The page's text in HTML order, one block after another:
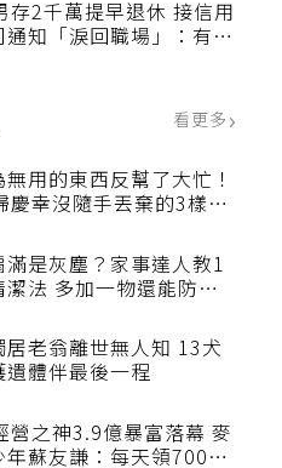
存2千萬提早退休 接信用
通知「淚回職場」：有錢
無用的東西反幫了大忙！
婦慶幸沒隨手丟棄的3樣物
滿是灰塵？家事達人教1
居老翁離世無人知 13犬
營之神3.9億暴富落幕 麥